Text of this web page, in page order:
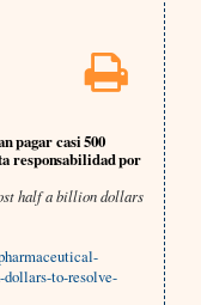
pagar casi 500
responsabilidad por
half a billion dollars
to-resolve-